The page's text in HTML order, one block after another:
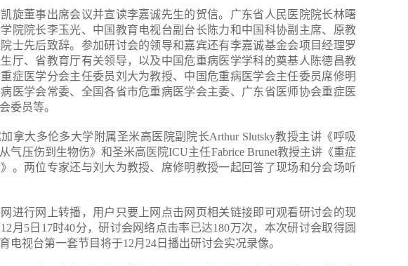
旋董事出席会议并宣读李嘉诚先生的贺信。广东省人民医院院长林曙
院院长李玉光、中国教育电视台副台长陈力和中国科协副主席、原教
士先后致辞。参加研讨会的领导和嘉宾还有李嘉诚基金会项目经理罗
厅、省教育厅有关领导，以及中国危重病医学学科的奠基人陈德昌教
症医学分会主任委员刘大为教授、中国危重病医学会主任委员席修明
医学会常委、全国各省市危重病医学会主委、广东省医师协会重症医
委员等。
拿大多伦多大学附属圣米高医院副院长Arthur Slutsky教授主讲《呼吸
气压伤到生物伤》和圣米高医院ICU主任Fabrice Brunet教授主讲《重症
。两位专家还与刘大为教授、席修明教授一起回答了现场和分会场听
进行网上转播，用户只要上网点击网页相关链接即可观看研讨会的现
月5日17时40分，研讨会网络点击率已达180万次，本次研讨会取得圆
电视台第一套节目将于12月24日播出研讨会实况录像。